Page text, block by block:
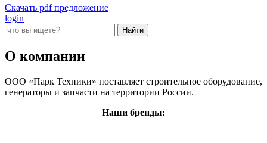
Скачать pdf предложение
login
О компании
ООО «Парк Техники» поставляет строительное оборудование,
генераторы и запчасти на территории России.
Наши бренды: